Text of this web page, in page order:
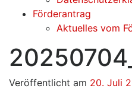
Förderantrag
Aktuelles vom
Veröffentlicht am 20. Juli